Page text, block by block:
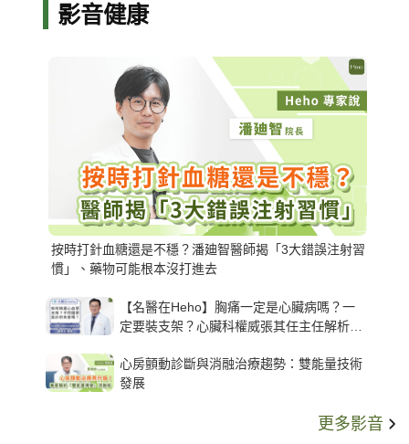
影音健康
按時打針血糖還是不穩？潘廸智醫師揭「3大錯誤注射習
慣」、藥物可能根本沒打進去
【名醫在Heho】胸痛一定是心臟病嗎？一
定要裝支架？心臟科權威張其任主任解析支
心房顫動診斷與消融治療趨勢：雙能量技術
發展
更多影音